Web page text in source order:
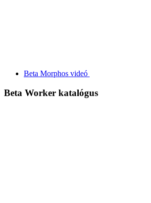
Beta Morphos videó
Beta Worker katalógus